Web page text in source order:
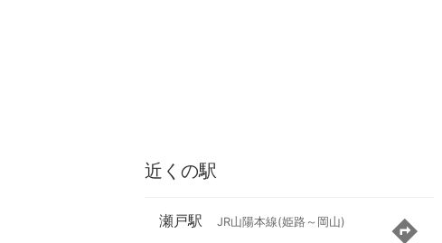
近くの駅
瀬戸駅 JR山陽本線(姫路～岡山)